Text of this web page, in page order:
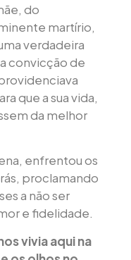
do
martírio,
verdadeira
convicção de
que a sua vida,
da melhor
enfrentou os
proclamando
a não ser
e fidelidade.
vivia aqui na